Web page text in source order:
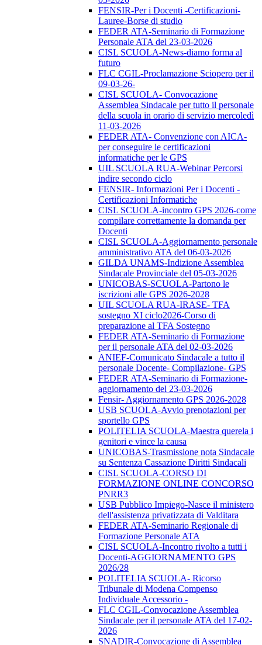
FENSIR-Per i Docenti -Certificazioni-
Lauree-Borse di studio
FEDER ATA-Seminario di Formazione
Personale ATA del 23-03-2026
CISL SCUOLA-News-diamo forma al
futuro
FLC CGIL-Proclamazione Sciopero per il
09-03-26-
CISL SCUOLA- Convocazione
Assemblea Sindacale per tutto il personale
della scuola in orario di servizio mercoledì
11-03-2026
FEDER ATA- Convenzione con AICA-
per conseguire le certificazioni
informatiche per le GPS
UIL SCUOLA RUA-Webinar Percorsi
indire secondo ciclo
FENSIR- Informazioni Per i Docenti -
Certificazioni Informatiche
CISL SCUOLA-incontro GPS 2026-come
compilare correttamente la domanda per
Docenti
CISL SCUOLA-Aggiornamento personale
amministrativo ATA del 06-03-2026
GILDA UNAMS-Indizione Assemblea
Sindacale Provinciale del 05-03-2026
UNICOBAS-SCUOLA-Partono le
iscrizioni alle GPS 2026-2028
UIL SCUOLA RUA-IRASE- TFA
sostegno XI ciclo2026-Corso di
preparazione al TFA Sostegno
FEDER ATA-Seminario di Formazione
per il personale ATA del 02-03-2026
ANIEF-Comunicato Sindacale a tutto il
personale Docente- Compilazione- GPS
FEDER ATA-Seminario di Formazione-
aggiornamento del 23-03-2026
Fensir- Aggiornamento GPS 2026-2028
USB SCUOLA-Avvio prenotazioni per
sportello GPS
POLITELIA SCUOLA-Maestra querela i
genitori e vince la causa
UNICOBAS-Trasmissione nota Sindacale
su Sentenza Cassazione Diritti Sindacali
CISL SCUOLA-CORSO DI
FORMAZIONE ONLINE CONCORSO
PNRR3
USB Pubblico Impiego-Nasce il ministero
dell'assistenza privatizzata di Valditara
FEDER ATA-Seminario Regionale di
Formazione Personale ATA
CISL SCUOLA-Incontro rivolto a tutti i
Docenti-AGGIORNAMENTO GPS
2026/28
POLITELIA SCUOLA- Ricorso
Tribunale di Modena Compenso
Individuale Accessorio -
FLC CGIL-Convocazione Assemblea
Sindacale per il personale ATA del 17-02-
2026
SNADIR-Convocazione di Assemblea